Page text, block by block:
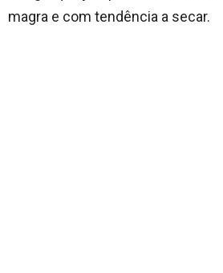
magra e com tendência a secar.